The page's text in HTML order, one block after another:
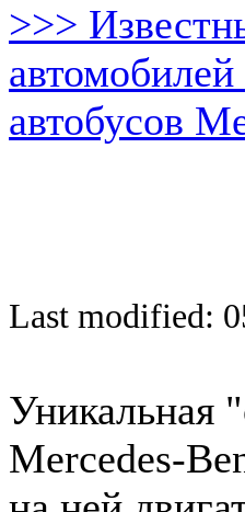
>>>
автобусов
Last modified:
Уникальная
Mercedes-